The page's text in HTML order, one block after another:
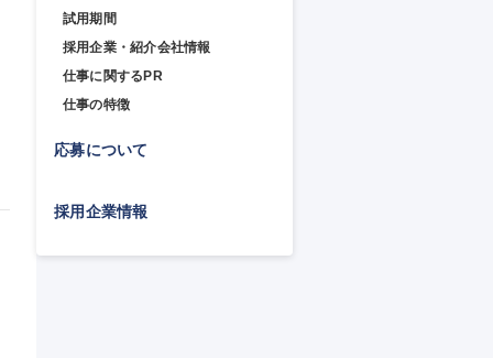
試用期間
採用企業・紹介会社情報
仕事に関するPR
仕事の特徴
応募について
採用企業情報